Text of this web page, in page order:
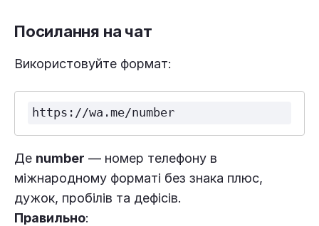
Посилання на чат
Використовуйте формат:
https://wa.me/number
Де number — номер телефону в
міжнародному форматі без знака плюс,
дужок, пробілів та дефісів.
Правильно: